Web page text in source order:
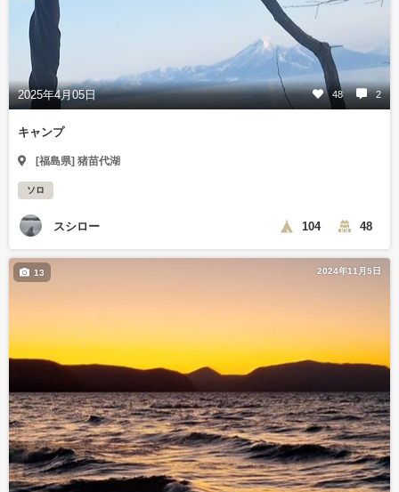
2025年4月05日 48 2
キャンプ
[福島県] 猪苗代湖
ソロ
スシロー 104 48
2024年11月5日
13